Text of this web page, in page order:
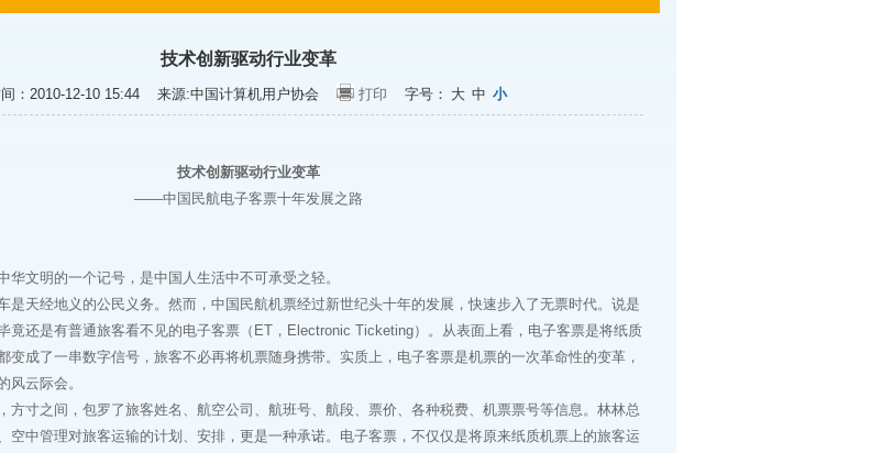
技术创新驱动行业变革
：2010-12-10 15:44 来源:中国计算机用户协会 打印 字号： 大 中 小
技术创新驱动行业变革
——中国民航电子客票十年发展之路
文明的一个记号，是中国人生活中不可承受之轻。
天经地义的公民义务。然而，中国民航机票经过新世纪头十年的发展，快速步入了无票时代。说是
竟还是有普通旅客看不见的电子客票（ET，Electronic Ticketing）。从表面上看，电子客票是将纸质
变成了一串数字信号，旅客不必再将机票随身携带。实质上，电子客票是机票的一次革命性的变革，
风云际会。
寸之间，包罗了旅客姓名、航空公司、航班号、航段、票价、各种税费、机票票号等信息。林林总
空中管理对旅客运输的计划、安排，更是一种承诺。电子客票，不仅仅是将原来纸质机票上的旅客运